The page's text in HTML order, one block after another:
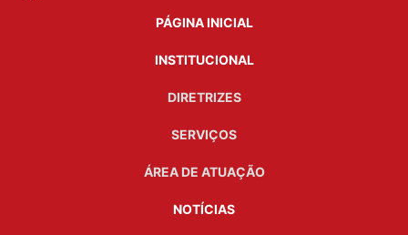
PÁGINA INICIAL
INSTITUCIONAL
DIRETRIZES
SERVIÇOS
ÁREA DE ATUAÇÃO
NOTÍCIAS